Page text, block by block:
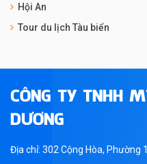
Hội An
Tour du lịch Tàu biển
CÔNG TY TNHH
DƯƠNG
Địa chỉ: 302 Cộng Hòa, Phường